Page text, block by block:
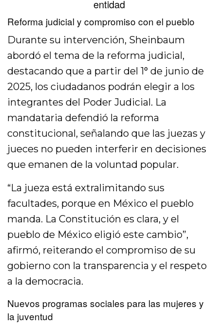
entidad
Reforma judicial y compromiso con el pueblo
Durante su intervención, Sheinbaum
abordó el tema de la reforma judicial,
destacando que a partir del 1° de junio de
2025, los ciudadanos podrán elegir a los
integrantes del Poder Judicial. La
mandataria defendió la reforma
constitucional, señalando que las juezas y
jueces no pueden interferir en decisiones
que emanen de la voluntad popular.
“La jueza está extralimitando sus
facultades, porque en México el pueblo
manda. La Constitución es clara, y el
pueblo de México eligió este cambio”,
afirmó, reiterando el compromiso de su
gobierno con la transparencia y el respeto
a la democracia.
Nuevos programas sociales para las mujeres y
la juventud